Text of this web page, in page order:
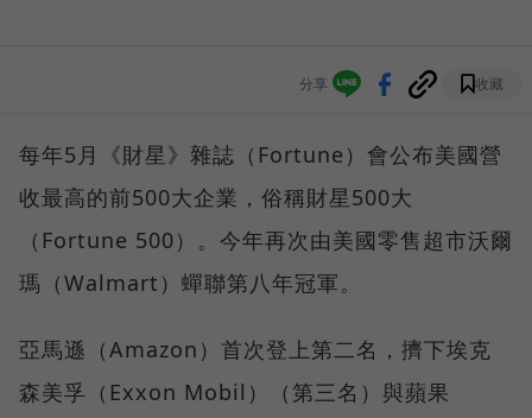
分享 收藏
每年5月《財星》雜誌（Fortune）會公布美國營
收最高的前500大企業，俗稱財星500大
（Fortune 500）。今年再次由美國零售超市沃爾
瑪（Walmart）蟬聯第八年冠軍。
亞馬遜（Amazon）首次登上第二名，擠下埃克
森美孚（Exxon Mobil）（第三名）與蘋果